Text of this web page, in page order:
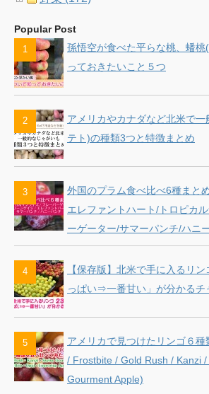
Popular Post
孫悟空が食べた平らな桃、蟠
っておきたいこと５つ
アメリカやカナダなど北米で
テト)の種類3つと特徴まとめ
外国のプラム食べ比べ6種まと
エレファントハート/トロピカ
ーゲーター/サマーパンチ/ハニ
【保存版】北米で手に入るリ
っぱい⇒一番甘い」が分かるチ
アメリカで見つけたリンゴ６
/ Frostbite / Gold Rush / Kanzi
Gourment Apple)